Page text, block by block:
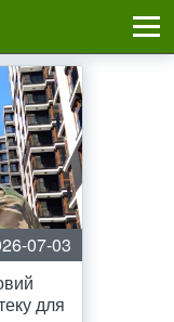
07-03
для